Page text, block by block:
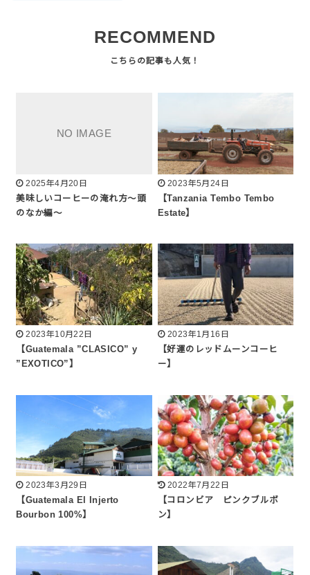
RECOMMEND
2025年4月20日
美味しいコーヒーの淹れ方～頭
のなか編～
2023年5月24日
【Tanzania Tembo Tembo
Estate】
2023年10月22日
【Guatemala ”CLASICO” y
”EXOTICO”】
2023年1月16日
【好運のレッドムーンコーヒ
ー】
2023年3月29日
【Guatemala El Injerto
Bourbon 100%】
2022年7月22日
【コロンビア ピンクブルボ
ン】